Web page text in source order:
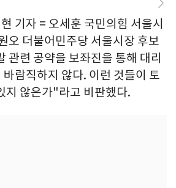
기자 = 오세훈 국민의힘 서울시
오 더불어민주당 서울시장 후보
관련 공약을 보좌진을 통해 대리
람직하지 않다. 이런 것들이 토
지 않은가"라고 비판했다.